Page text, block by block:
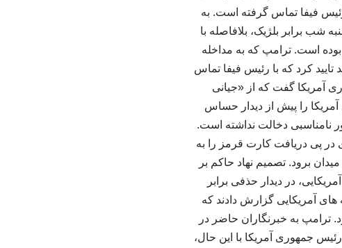
رئیس فیفا تماس گرفته است. به
شب برابر بلژیک، بلافاصله با
است. ترامپ که به مداخله
کرد که با رئیس فیفا تماس
آمریکا گفت که از «جیانی
آمریکا را پیش از دیدار حساس
نامناسبی دخالت نداشته است.
در پی دریافت کارت قرمز را به
یک‌هشتم نهایی جام جهانی ۲۰۲۶ مقابل بلژیک به میدان برود. تصمیم نهاد حاکم بر
در دیدار حذفی برابر
های آمریکایی گزارش دادند که
ترامپ به خبرنگاران حاضر در
جمهوری آمریکا با این حال،